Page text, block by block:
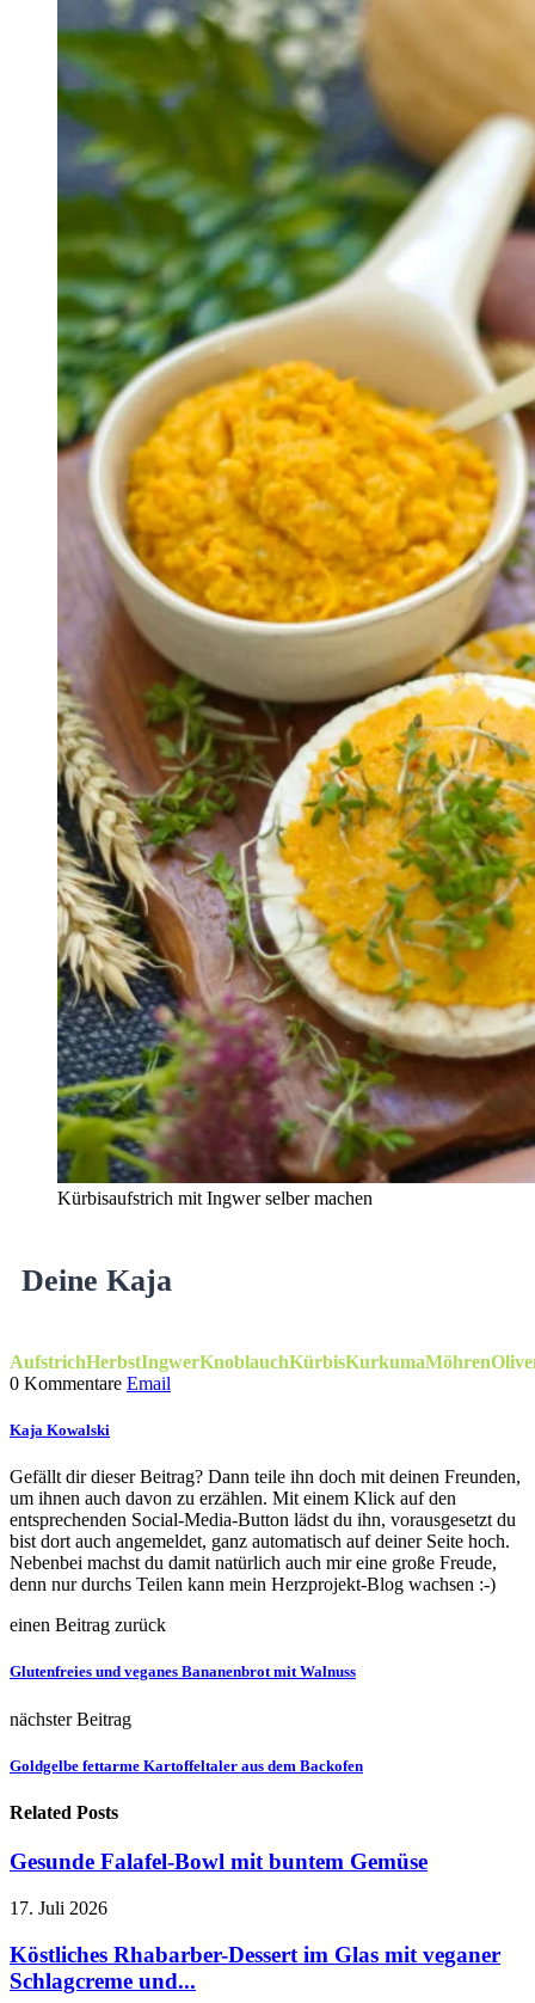
Kürbisaufstrich mit Ingwer selber machen
Deine Kaja
AufstrichHerbstIngwerKnoblauchKürbisKurkumaMöhren
0 Kommentare Email
Kaja Kowalski
Gefällt dir dieser Beitrag? Dann teile ihn doch mit deinen Freunden,
um ihnen auch davon zu erzählen. Mit einem Klick auf den
entsprechenden Social-Media-Button lädst du ihn, vorausgesetzt du
bist dort auch angemeldet, ganz automatisch auf deiner Seite hoch.
Nebenbei machst du damit natürlich auch mir eine große Freude,
denn nur durchs Teilen kann mein Herzprojekt-Blog wachsen :-)
einen Beitrag zurück
Glutenfreies und veganes Bananenbrot mit Walnuss
nächster Beitrag
Goldgelbe fettarme Kartoffeltaler aus dem Backofen
Related Posts
Gesunde Falafel-Bowl mit buntem Gemüse
17. Juli 2026
Köstliches Rhabarber-Dessert im Glas mit veganer
Schlagcreme und...